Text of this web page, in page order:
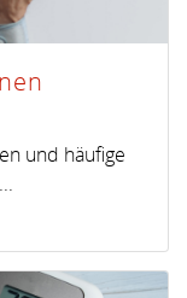
und häufige